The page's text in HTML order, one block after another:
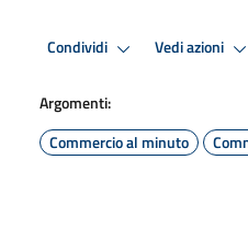
Condividi Vedi azioni
Argomenti:
Commercio al minuto